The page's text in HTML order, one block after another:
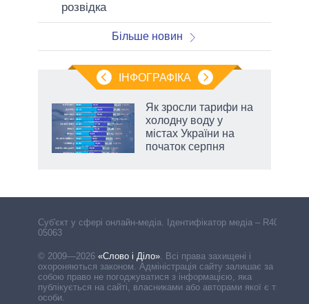
розвідка
Більше новин
ІНФОГРАФІКА
Як зросли тарифи на
холодну воду у
містах України на
початок серпня
Cуб'єкт у сфері онлайн-медіа. Ідентифікатор медіа – R40-
05063
© 2009—2026 «Слово і Діло». Всі права захищені і
охороняються законом. Адміністрація сайту залишає за
собою право не погоджуватися з інформацією, яка
публікується на сайті, власниками або авторами якої є треті
особи.